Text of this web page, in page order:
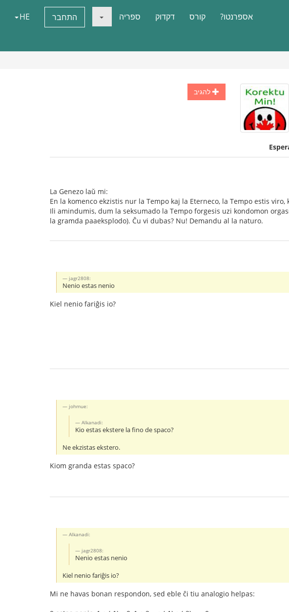
אספרנטו? קורס דקדוק ספריה התחבר HE
להגיב
La Genezo laŭ mi:
En la komenco ekzistis nur la Tempo kaj la Eterneco, la Tempo estis viro,
Ili amindumis, dum la seksumado la Tempo forgesis uzi kondomon
la gramda paaeksplodo). Ĉu vi dubas? Nu! Demandu al la naturo.
jagr2808:
Nenio estas nenio
Kiel nenio fariĝis io?
johmue:
Alkanadi:
Kio estas ekstere la fino de spaco?
Ne ekzistas ekstero.
Kiom granda estas spaco?
Alkanadi:
jagr2808:
Nenio estas nenio
Kiel nenio fariĝis io?
Mi ne havas bonan respondon, sed eble ĉi tiu analogio helpas: